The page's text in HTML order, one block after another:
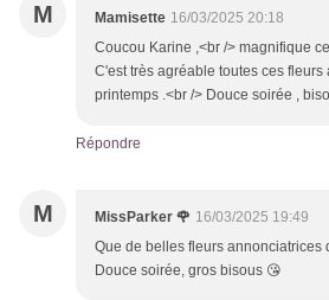
M Mamisette 16/03/2025 20:18
Coucou Karine ,<br /> magnifique
C'est très agréable toutes ces fleurs
printemps .<br /> Douce soirée ,
Répondre
M MissParker 🌹 16/03/2025 19:49
Que de belles fleurs annonciatrices
Douce soirée, gros bisous 😘